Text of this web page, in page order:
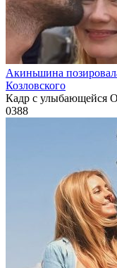
Акиньшина
Козловского
Кадр с улыбающейся
0388